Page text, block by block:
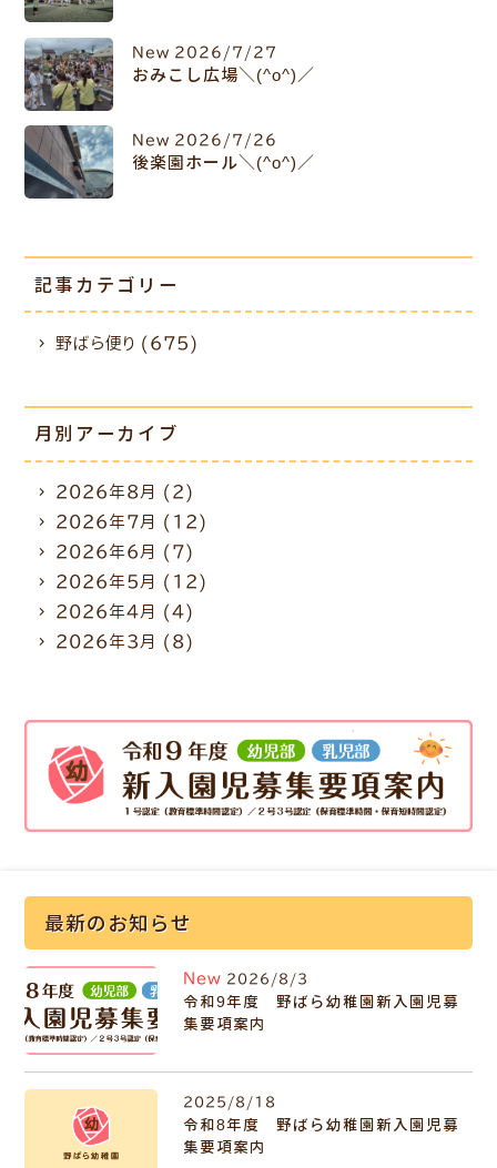
New 2026/7/27
おみこし広場＼(^o^)／
New 2026/7/26
後楽園ホール＼(^o^)／
記事カテゴリー
野ばら便り (675)
月別アーカイブ
2026年8月 (2)
2026年7月 (12)
2026年6月 (7)
2026年5月 (12)
2026年4月 (4)
2026年3月 (8)
最新のお知らせ
New 2026/8/3
令和9年度 野ばら幼稚園新入園児募
集要項案内
2025/8/18
令和8年度 野ばら幼稚園新入園児募
集要項案内